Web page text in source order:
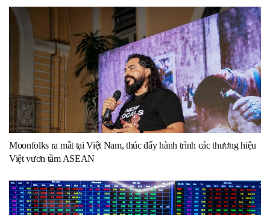
Moonfolks ra mắt tại Việt Nam, thúc đẩy hành trình các thương hiệu
Việt vươn tầm ASEAN